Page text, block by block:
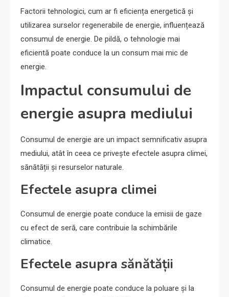
Factorii tehnologici, cum ar fi eficiența energetică și
utilizarea surselor regenerabile de energie, influențează
consumul de energie. De pildă, o tehnologie mai
eficientă poate conduce la un consum mai mic de
energie.
Impactul consumului de
energie asupra mediului
Consumul de energie are un impact semnificativ asupra
mediului, atât în ceea ce privește efectele asupra climei,
sănătății și resurselor naturale.
Efectele asupra climei
Consumul de energie poate conduce la emisii de gaze
cu efect de seră, care contribuie la schimbările
climatice.
Efectele asupra sănătății
Consumul de energie poate conduce la poluare și la